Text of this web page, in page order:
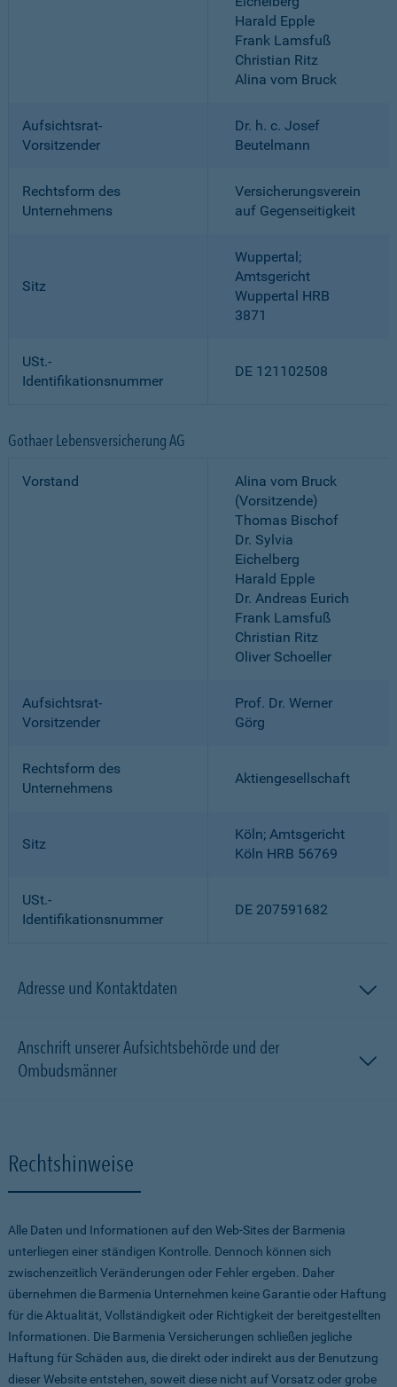
Harald Epple
Frank Lamsfuß
Christian Ritz
Alina vom Bruck
Aufsichtsrat-
Vorsitzender
Dr. h. c. Josef
Beutelmann
Rechtsform des
Unternehmens
Versicherungsverein
auf Gegenseitigkeit
Sitz
Wuppertal;
Amtsgericht
Wuppertal HRB
3871
USt.-
Identifikationsnummer
DE 121102508
Gothaer Lebensversicherung AG
Vorstand
Alina vom Bruck
(Vorsitzende)
Thomas Bischof
Dr. Sylvia
Eichelberg
Harald Epple
Dr. Andreas Eurich
Frank Lamsfuß
Christian Ritz
Oliver Schoeller
Aufsichtsrat-
Vorsitzender
Prof. Dr. Werner
Görg
Rechtsform des
Unternehmens
Aktiengesellschaft
Sitz
Köln; Amtsgericht
Köln HRB 56769
USt.-
Identifikationsnummer
DE 207591682
Adresse und Kontaktdaten
Anschrift unserer Aufsichtsbehörde und der
Ombudsmänner
Rechtshinweise
Alle Daten und Informationen auf den Web-Sites der Barmenia
unterliegen einer ständigen Kontrolle. Dennoch können sich
zwischenzeitlich Veränderungen oder Fehler ergeben. Daher
übernehmen die Barmenia Unternehmen keine Garantie oder Haftung
für die Aktualität, Vollständigkeit oder Richtigkeit der bereitgestellten
Informationen. Die Barmenia Versicherungen schließen jegliche
Haftung für Schäden aus, die direkt oder indirekt aus der Benutzung
dieser Website entstehen, soweit diese nicht auf Vorsatz oder grobe